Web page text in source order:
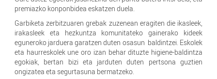
premiazko konponbidea eskatzen duela.
Garbiketa zerbitzuaren grebak zuzenean eragiten die ikasleek,
irakasleek eta hezkuntza komunitateko gainerako kideek
eguneroko jarduera garatzen duten osasun baldintzei. Eskolek
eta haurreskolek une oro izan behar dituzte higiene-baldintza
egokiak, bertan bizi eta jarduten duten pertsona guztien
ongizatea eta segurtasuna bermatzeko.